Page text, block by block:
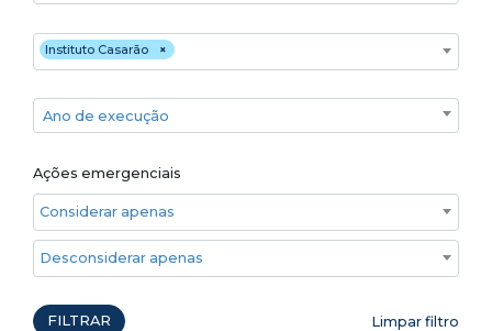
Executores ×
Instituto Casarão
Ano de execução
Ano de execução
Ações emergenciais
Considerar apenas ações emergenciais
Desconsiderar apenas ações emergenciais
FILTRAR Limpar filtro